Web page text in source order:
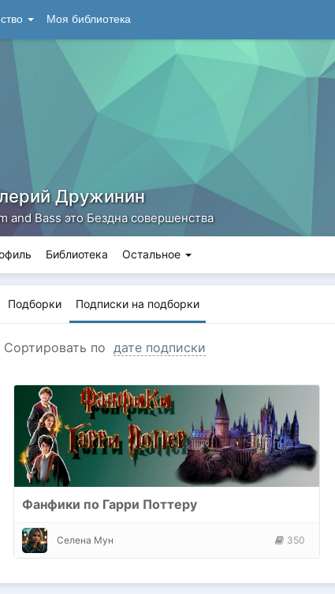
Моя библиотека
Дружинин
and Bass это Бездна совершенства
Библиотека Остальное
Подборки Подписки на подборки
Сортировать по дате подписки
Фанфики по Гарри Поттеру
Селена Мун 350